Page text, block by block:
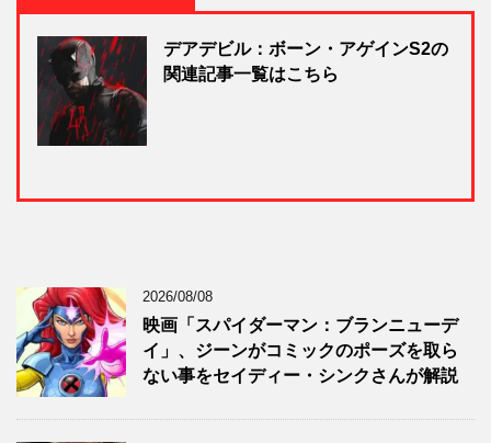
デアデビル：ボーン・アゲインS2の
関連記事一覧はこちら
2026/08/08
映画「スパイダーマン：ブランニューデ
イ」、ジーンがコミックのポーズを取ら
ない事をセイディー・シンクさんが解説